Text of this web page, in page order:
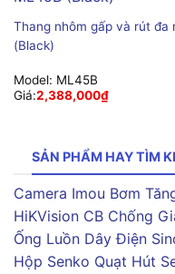
Thang nhôm gấp và rút đa
(Black)
Model: ML45B
Giá:2,388,000₫
SẢN PHẨM HAY TÌM
Camera Imou Bơm
HiKVision CB Chống
Ống Luồn Dây Điện
Hộp Senko Quạt Hút